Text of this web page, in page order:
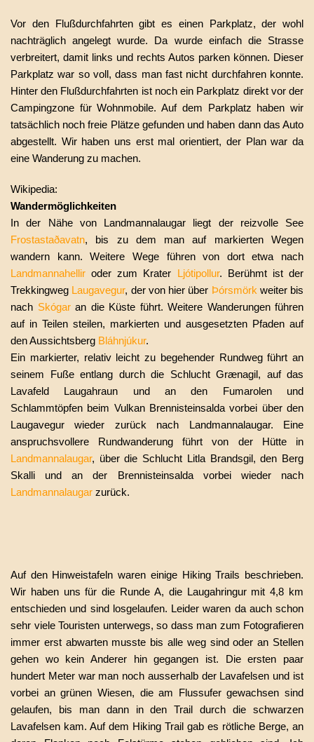
Vor den Flußdurchfahrten gibt es einen Parkplatz, der wohl
nachträglich angelegt wurde. Da wurde einfach die Strasse
verbreitert, damit links und rechts Autos parken können. Dieser
Parkplatz war so voll, dass man fast nicht durchfahren konnte.
Hinter den Flußdurchfahrten ist noch ein Parkplatz direkt vor der
Campingzone für Wohnmobile. Auf dem Parkplatz haben wir
tatsächlich noch freie Plätze gefunden und haben dann das Auto
abgestellt. Wir haben uns erst mal orientiert, der Plan war da
eine Wanderung zu machen.
Wikipedia:
Wandermöglichkeiten
In der Nähe von Landmannalaugar liegt der reizvolle See
Frostastaðavatn, bis zu dem man auf markierten Wegen
wandern kann. Weitere Wege führen von dort etwa nach
Landmannahellir oder zum Krater Ljótipollur. Berühmt ist der
Trekkingweg Laugavegur, der von hier über Þórsmörk weiter bis
nach Skógar an die Küste führt. Weitere Wanderungen führen
auf in Teilen steilen, markierten und ausgesetzten Pfaden auf
den Aussichtsberg Bláhnjúkur.
Ein markierter, relativ leicht zu begehender Rundweg führt an
seinem Fuße entlang durch die Schlucht Grænagil, auf das
Lavafeld Laugahraun und an den Fumarolen und
Schlammtöpfen beim Vulkan Brennisteinsalda vorbei über den
Laugavegur wieder zurück nach Landmannalaugar. Eine
anspruchsvollere Rundwanderung führt von der Hütte in
Landmannalaugar, über die Schlucht Litla Brandsgil, den Berg
Skalli und an der Brennisteinsalda vorbei wieder nach
Landmannalaugar zurück.
Auf den Hinweistafeln waren einige Hiking Trails beschrieben.
Wir haben uns für die Runde A, die Laugahringur mit 4,8 km
entschieden und sind losgelaufen. Leider waren da auch schon
sehr viele Touristen unterwegs, so dass man zum Fotografieren
immer erst abwarten musste bis alle weg sind oder an Stellen
gehen wo kein Anderer hin gegangen ist. Die ersten paar
hundert Meter war man noch ausserhalb der Lavafelsen und ist
vorbei an grünen Wiesen, die am Flussufer gewachsen sind
gelaufen, bis man dann in den Trail durch die schwarzen
Lavafelsen kam. Auf dem Hiking Trail gab es rötliche Berge, an